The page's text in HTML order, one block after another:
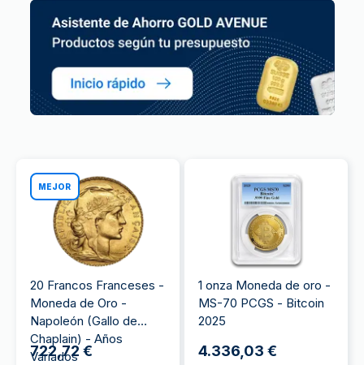
MEJOR
20 Francos Franceses -
Moneda de Oro -
Napoleón (Gallo de
Chaplain) - Años
Variados
722,72 €
1 onza Moneda de oro -
MS-70 PCGS - Bitcoin
2025
4.336,03 €